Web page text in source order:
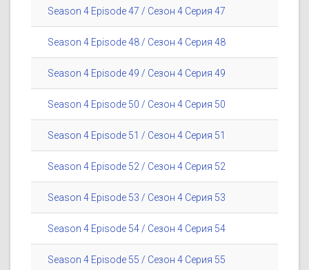
Season 4 Episode 47 / Сезон 4 Серия 47
Season 4 Episode 48 / Сезон 4 Серия 48
Season 4 Episode 49 / Сезон 4 Серия 49
Season 4 Episode 50 / Сезон 4 Серия 50
Season 4 Episode 51 / Сезон 4 Серия 51
Season 4 Episode 52 / Сезон 4 Серия 52
Season 4 Episode 53 / Сезон 4 Серия 53
Season 4 Episode 54 / Сезон 4 Серия 54
Season 4 Episode 55 / Сезон 4 Серия 55